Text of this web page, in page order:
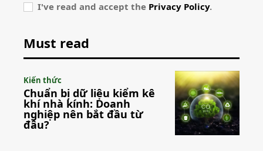
I've read and accept the Privacy Policy.
Must read
Kiến thức
Chuẩn bị dữ liệu kiểm kê
khí nhà kính: Doanh
nghiệp nên bắt đầu từ
đâu?